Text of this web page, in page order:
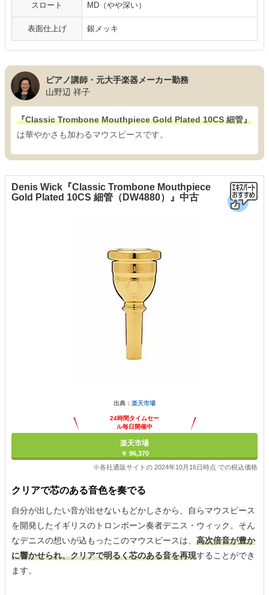
スロート MD（やや深い）
表面仕上げ 銀メッキ
ピアノ講師・元大手楽器メーカー勤務
山野辺 祥子
『Classic Trombone Mouthpiece Gold Plated 10CS 細管』
は華やかさも加わるマウスピースです。
Denis Wick『Classic Trombone Mouthpiece
Gold Plated 10CS 細管（DW4880）』中古
出典： 楽天市場
24時間タイムセー
ル毎日開催中
楽天市場
￥ 96,370
※各社通販サイトの 2024年10月16日時点 での税込価格
クリアで芯のある音色を奏でる
自分が出したい音が出せないもどかしさから、自らマウスピース
を開発したイギリスのトロンボーン奏者デニス・ウィック。そん
なデニスの想いが込もったこのマウスピースは、 高次倍音が豊か
に響かせられ、クリアで明るく芯のある音を再現することができ
ます。